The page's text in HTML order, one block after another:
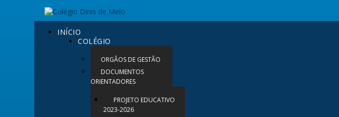
INÍCIO
COLÉGIO
ORGÃOS DE GESTÃO
DOCUMENTOS
ORIENTADORES
PROJETO EDUCATIVO
2023-2026